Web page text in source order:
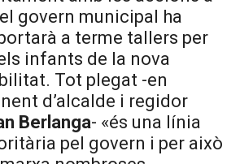
govern municipal ha
a terme tallers per
infants de la nova
Tot plegat -en
d’alcalde i regidor
Berlanga- «és una línia
pel govern i per això